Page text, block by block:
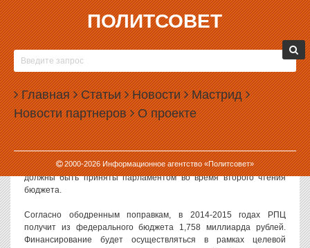
ПОЛИТСОВЕТ
Главная Статьи Новости Мастрид
Новости партнеров О проекте
2000-2026Информационное агентство «Политсовет»
19.11.2013, 10:34
РПЦ УКРЕПИТ НАЦИЮ ЗА 1,7 МИЛЛИАРДА
Субсидии из федерального бюджета Русской Православной
Церкви составят в 2014-2015 годах 1,7 миллиарда рублей. За эти
деньги РПЦ будет укреплять единство российской нации.
Как сообщает агентство «Прайм», поправки в федеральный
бюджет, предполагающие выделение денег РПЦ, одобрил
накануне комитет Госдумы по бюджету и налогам. Теперь они
должны быть приняты парламентом во время второго чтения
бюджета.
Согласно ободренным поправкам, в 2014-2015 годах РПЦ
получит из федерального бюджета 1,758 миллиарда рублей.
Финансирование будет осуществляться в рамках целевой